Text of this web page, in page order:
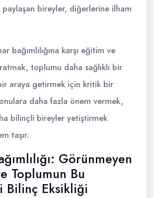
bireyler, diğerlerine ilham
bağımlılığına karşı eğitim ve
toplumu daha sağlıklı bir
araya getirmek için kritik bir
daha fazla önem vermek,
bilinçli bireyler yetiştirmek
taşır.
Görünmeyen
Toplumun Bu
Bilinç Eksikliği